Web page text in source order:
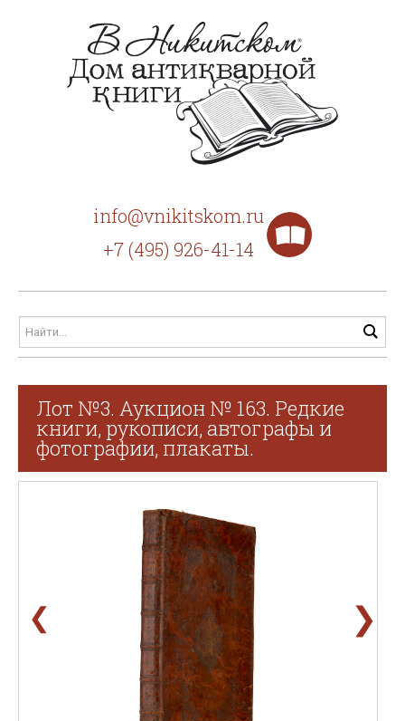
info@vnikitskom.ru
+7 (495) 926-41-14
Лот №3. Аукцион № 163. Редкие
книги, рукописи, автографы и
фотографии, плакаты.
❮ ❯